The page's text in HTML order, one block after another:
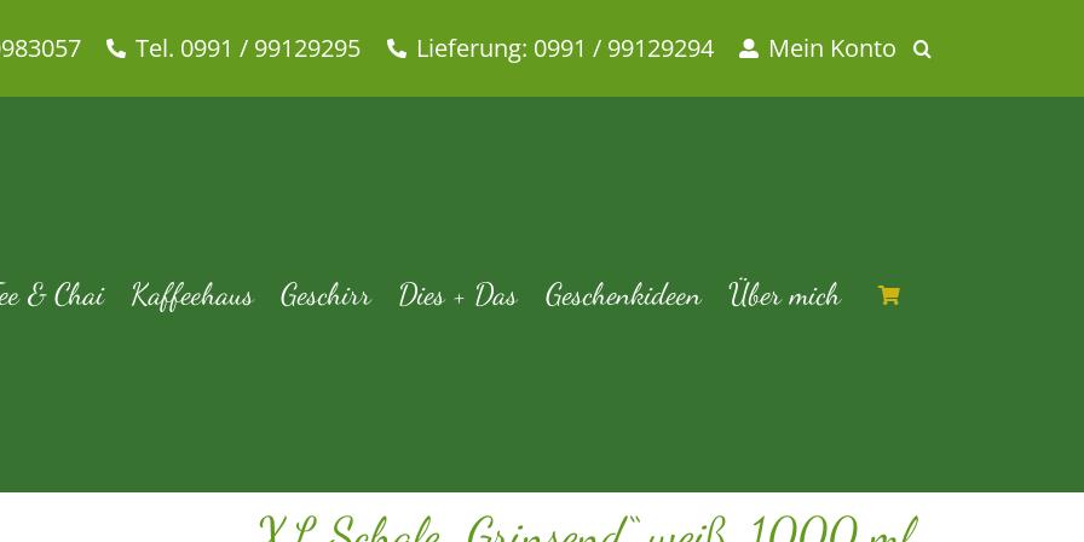
Tel. 0991 / 99129295 Lieferung: 0991 / 99129294 Mein Konto
& Chai Kaffeehaus Geschirr Dies + Das Geschenkideen Über mich